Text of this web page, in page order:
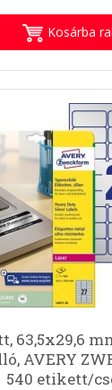
Kosárba
63,5x29,6
AVERY
540 etikett/